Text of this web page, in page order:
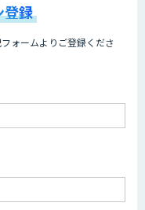
登録
ォームよりご登録くださ